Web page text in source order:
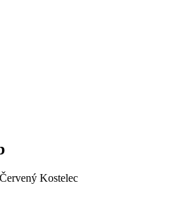
Kostelec